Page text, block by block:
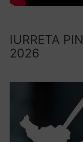
IURRETA
2026